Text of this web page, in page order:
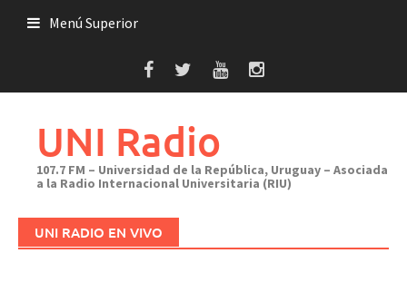
Menú Superior
UNI Radio
107.7 FM – Universidad de la República, Uruguay – Asociada
a la Radio Internacional Universitaria (RIU)
UNI RADIO EN VIVO